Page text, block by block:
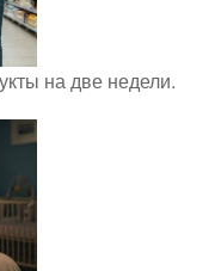
на две недели.